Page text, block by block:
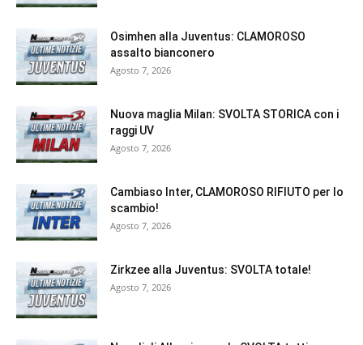
Osimhen alla Juventus: CLAMOROSO
assalto bianconero
Agosto 7, 2026
Nuova maglia Milan: SVOLTA STORICA con i
raggi UV
Agosto 7, 2026
Cambiaso Inter, CLAMOROSO RIFIUTO per lo
scambio!
Agosto 7, 2026
Zirkzee alla Juventus: SVOLTA totale!
Agosto 7, 2026